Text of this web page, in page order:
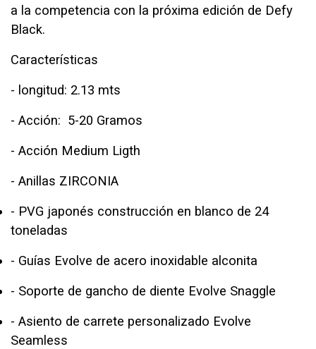
a la competencia con la próxima edición de Defy
Black.
Características
- longitud: 2.13 mts
- Acción: 5-20 Gramos
- Acción Medium Ligth
- Anillas ZIRCONIA
- PVG japonés construcción en blanco de 24
toneladas
- Guías Evolve de acero inoxidable alconita
- Soporte de gancho de diente Evolve Snaggle
- Asiento de carrete personalizado Evolve
Seamless